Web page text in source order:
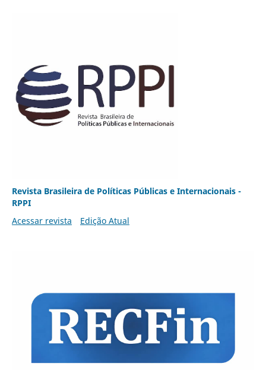
Revista Brasileira de Políticas Públicas e Internacionais -
RPPI
Acessar revista
Edição Atual